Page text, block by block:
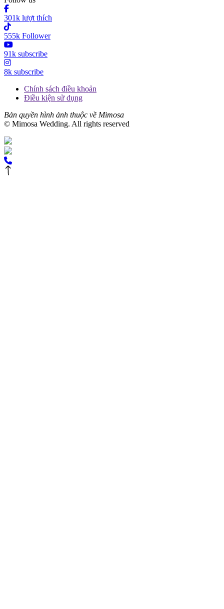
301k lượt thích
555k Follower
91k subscribe
8k subscribe
Chính sách điều khoản
Điều kiện sử dụng
Bản quyền hình ảnh thuộc về Mimosa
© Mimosa Wedding. All rights reserved